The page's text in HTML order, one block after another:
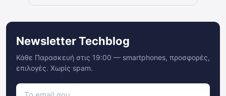
Newsletter Techblog
Κάθε Παρασκευή στις 19:00 — smartphones, προσφορές,
επιλογές. Χωρίς spam.